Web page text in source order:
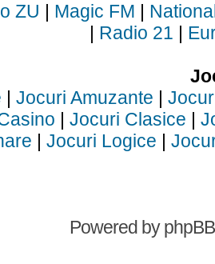
ZU | Magic FM |
| Radio 21 |
| Jocuri Amuzante |
| Jocuri Clasice |
| Jocuri Logice |
Powered byphpBB